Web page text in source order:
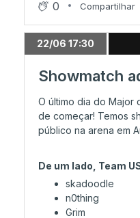
FURIA mais perto
07/06 23:48
Os resultados da
07/06 23:48
Nemiga e M80
07/06 22:26
Lynn Vision deixa
0 Compartilhar
22/06 17:30
Showmatch
O último dia do Major
de começar! Temos
público na arena em
De um lado, Team
skadoodle
n0thing
Grim